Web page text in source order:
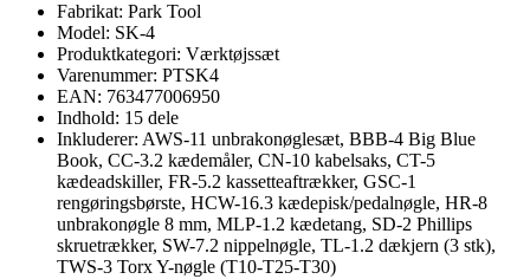
Fabrikat: Park Tool
Model: SK-4
Produktkategori: Værktøjssæt
Varenummer: PTSK4
EAN: 763477006950
Indhold: 15 dele
Inkluderer: AWS-11 unbrakonøglesæt, BBB-4 Big Blue
Book, CC-3.2 kædemåler, CN-10 kabelsaks, CT-5
kædeadskiller, FR-5.2 kassetteaftrækker, GSC-1
rengøringsbørste, HCW-16.3 kædepisk/pedalnøgle, HR-8
unbrakonøgle 8 mm, MLP-1.2 kædetang, SD-2 Phillips
skruetrækker, SW-7.2 nippelnøgle, TL-1.2 dækjern (3 stk),
TWS-3 Torx Y-nøgle (T10-T25-T30)